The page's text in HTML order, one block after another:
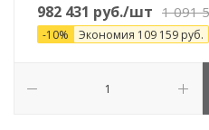
982 431 руб./шт 1 091
-10% Экономия 109 159 руб.